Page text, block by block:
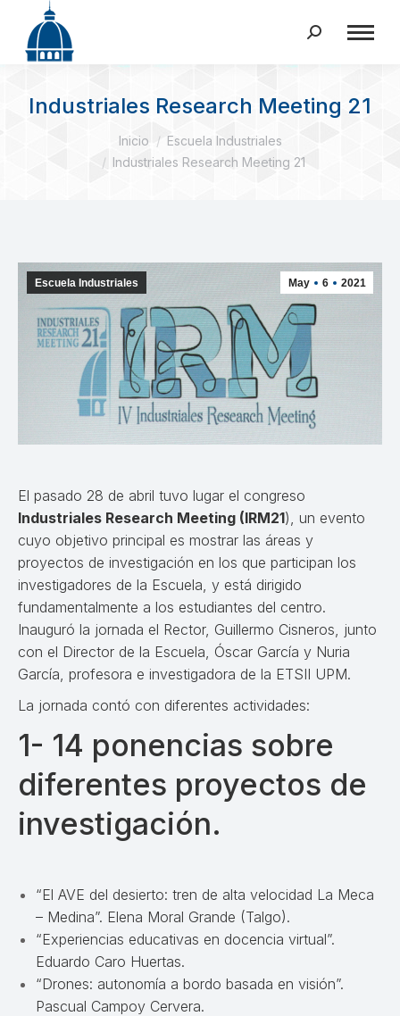
Buscar:
Industriales Research Meeting 21
Inicio
Escuela Industriales
Industriales Research Meeting 21
May 6 2021
Escuela Industriales
El pasado 28 de abril tuvo lugar el congreso
Industriales Research Meeting (IRM21), un evento
cuyo objetivo principal es mostrar las áreas y
proyectos de investigación en los que participan los
investigadores de la Escuela, y está dirigido
fundamentalmente a los estudiantes del centro.
Inauguró la jornada el Rector, Guillermo Cisneros, junto
con el Director de la Escuela, Óscar García y Nuria
García, profesora e investigadora de la ETSII UPM.
La jornada contó con diferentes actividades:
1- 14 ponencias sobre
diferentes proyectos de
investigación.
“El AVE del desierto: tren de alta velocidad La Meca
– Medina”. Elena Moral Grande (Talgo).
“Experiencias educativas en docencia virtual”.
Eduardo Caro Huertas.
“Drones: autonomía a bordo basada en visión”.
Pascual Campoy Cervera.